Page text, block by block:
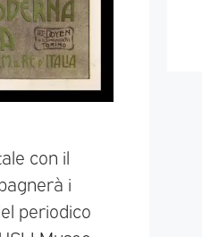
con il
i
periodico